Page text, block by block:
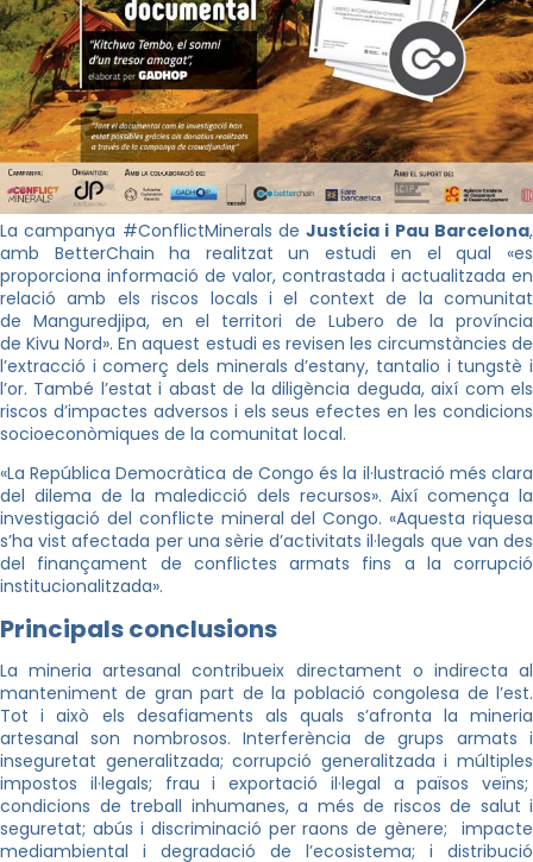
La campanya #ConflictMinerals deJustícia i Pau Barcelona,
amb BetterChain ha realitzat un estudi en el qual «es
proporciona informació de valor, contrastada i actualitzada en
relació amb els riscos locals i el context de la comunitat
de Manguredjipa, en el territori de Lubero de la província
de Kivu Nord». En aquest estudi es revisen les circumstàncies de
l’extracció i comerç dels minerals d’estany, tantalio i tungstè i
l’or. També l’estat i abast de la diligència deguda, així com els
riscos d’impactes adversos i els seus efectes en les condicions
socioeconòmiques de la comunitat local.
«La República Democràtica de Congo és la il·lustració més clara
del dilema de la maledicció dels recursos». Així comença la
investigació del conflicte mineral del Congo. «Aquesta riquesa
s’ha vist afectada per una sèrie d’activitats il·legals que van des
del finançament de conflictes armats fins a la corrupció
institucionalitzada».
Principals conclusions
La mineria artesanal contribueix directament o indirecta al
manteniment de gran part de la població congolesa de l’est.
Tot i això els desafiaments als quals s’afronta la mineria
artesanal son nombrosos. Interferència de grups armats i
inseguretat generalitzada; corrupció generalitzada i múltiples
impostos il·legals; frau i exportació il·legal a països veïns;
condicions de treball inhumanes, a més de riscos de salut i
seguretat; abús i discriminació per raons de gènere; impacte
mediambiental i degradació de l’ecosistema; i distribució